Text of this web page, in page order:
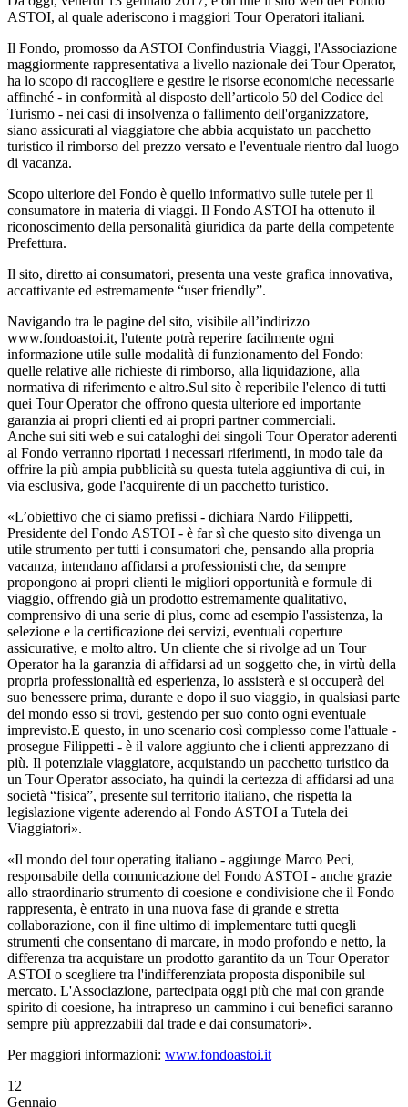
ASTOI, al quale aderiscono i maggiori Tour Operatori italiani.
Il Fondo, promosso da ASTOI Confindustria Viaggi, l'Associazione
maggiormente rappresentativa a livello nazionale dei Tour Operator,
ha lo scopo di raccogliere e gestire le risorse economiche necessarie
affinché - in conformità al disposto dell’articolo 50 del Codice del
Turismo - nei casi di insolvenza o fallimento dell'organizzatore,
siano assicurati al viaggiatore che abbia acquistato un pacchetto
turistico il rimborso del prezzo versato e l'eventuale rientro dal luogo
di vacanza.
Scopo ulteriore del Fondo è quello informativo sulle tutele per il
consumatore in materia di viaggi. Il Fondo ASTOI ha ottenuto il
riconoscimento della personalità giuridica da parte della competente
Prefettura.
Il sito, diretto ai consumatori, presenta una veste grafica innovativa,
accattivante ed estremamente “user friendly”.
Navigando tra le pagine del sito, visibile all’indirizzo
www.fondoastoi.it, l'utente potrà reperire facilmente ogni
informazione utile sulle modalità di funzionamento del Fondo:
quelle relative alle richieste di rimborso, alla liquidazione, alla
normativa di riferimento e altro.Sul sito è reperibile l'elenco di tutti
quei Tour Operator che offrono questa ulteriore ed importante
garanzia ai propri clienti ed ai propri partner commerciali.
Anche sui siti web e sui cataloghi dei singoli Tour Operator aderenti
al Fondo verranno riportati i necessari riferimenti, in modo tale da
offrire la più ampia pubblicità su questa tutela aggiuntiva di cui, in
via esclusiva, gode l'acquirente di un pacchetto turistico.
«L’obiettivo che ci siamo prefissi - dichiara Nardo Filippetti,
Presidente del Fondo ASTOI - è far sì che questo sito divenga un
utile strumento per tutti i consumatori che, pensando alla propria
vacanza, intendano affidarsi a professionisti che, da sempre
propongono ai propri clienti le migliori opportunità e formule di
viaggio, offrendo già un prodotto estremamente qualitativo,
comprensivo di una serie di plus, come ad esempio l'assistenza, la
selezione e la certificazione dei servizi, eventuali coperture
assicurative, e molto altro. Un cliente che si rivolge ad un Tour
Operator ha la garanzia di affidarsi ad un soggetto che, in virtù della
propria professionalità ed esperienza, lo assisterà e si occuperà del
suo benessere prima, durante e dopo il suo viaggio, in qualsiasi parte
del mondo esso si trovi, gestendo per suo conto ogni eventuale
imprevisto.E questo, in uno scenario così complesso come l'attuale -
prosegue Filippetti - è il valore aggiunto che i clienti apprezzano di
più. Il potenziale viaggiatore, acquistando un pacchetto turistico da
un Tour Operator associato, ha quindi la certezza di affidarsi ad una
società “fisica”, presente sul territorio italiano, che rispetta la
legislazione vigente aderendo al Fondo ASTOI a Tutela dei
Viaggiatori».
«Il mondo del tour operating italiano - aggiunge Marco Peci,
responsabile della comunicazione del Fondo ASTOI - anche grazie
allo straordinario strumento di coesione e condivisione che il Fondo
rappresenta, è entrato in una nuova fase di grande e stretta
collaborazione, con il fine ultimo di implementare tutti quegli
strumenti che consentano di marcare, in modo profondo e netto, la
differenza tra acquistare un prodotto garantito da un Tour Operator
ASTOI o scegliere tra l'indifferenziata proposta disponibile sul
mercato. L'Associazione, partecipata oggi più che mai con grande
spirito di coesione, ha intrapreso un cammino i cui benefici saranno
sempre più apprezzabili dal trade e dai consumatori».
Per maggiori informazioni: www.fondoastoi.it
12
Gennaio